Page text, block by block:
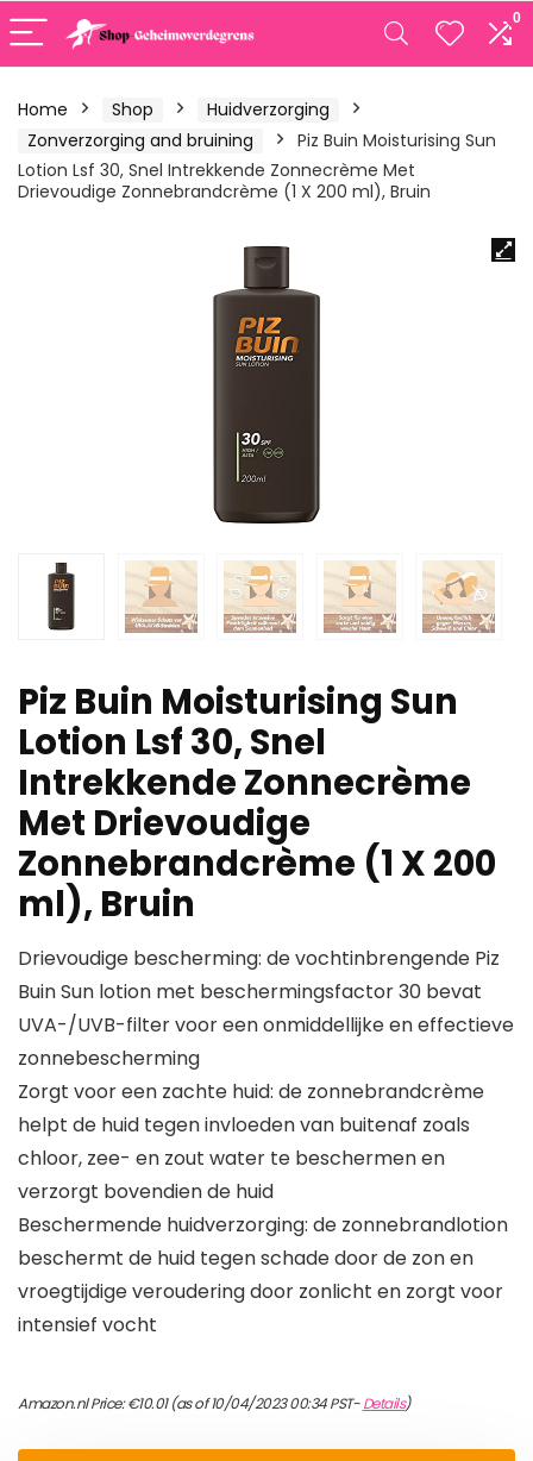
0
Home Shop
Huidverzorging
Zonverzorging and bruining
Piz Buin Moisturising Sun
Lotion Lsf 30, Snel Intrekkende Zonnecrème Met
Drievoudige Zonnebrandcrème (1 X 200 ml), Bruin
Piz Buin Moisturising Sun
Lotion Lsf 30, Snel
Intrekkende Zonnecrème
Met Drievoudige
Zonnebrandcrème (1 X 200
ml), Bruin
Drievoudige bescherming: de vochtinbrengende Piz
Buin Sun lotion met beschermingsfactor 30 bevat
UVA-/UVB-filter voor een onmiddellijke en effectieve
zonnebescherming
Zorgt voor een zachte huid: de zonnebrandcrème
helpt de huid tegen invloeden van buitenaf zoals
chloor, zee- en zout water te beschermen en
verzorgt bovendien de huid
Beschermende huidverzorging: de zonnebrandlotion
beschermt de huid tegen schade door de zon en
vroegtijdige veroudering door zonlicht en zorgt voor
intensief vocht
Amazon.nl Price:€10.01(as of 10/04/2023 00:34 PST-Details)